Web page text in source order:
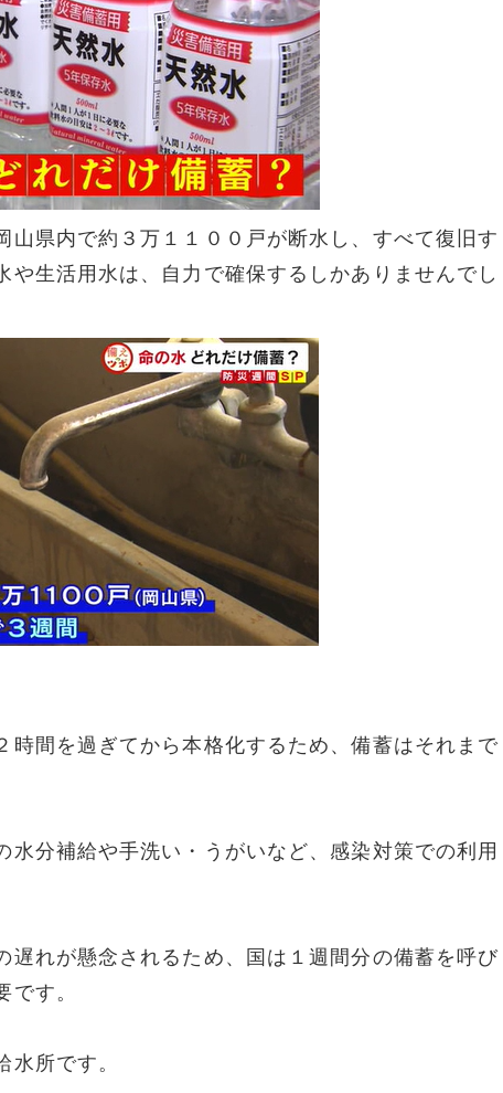
山県内で約３万１１００戸が断水し、すべて復旧す
生活用水は、自力で確保するしかありませんでし
間を過ぎてから本格化するため、備蓄はそれまで
分補給や手洗い・うがいなど、感染対策での利用
遅れが懸念されるため、国は１週間分の備蓄を呼び
す。
所です。